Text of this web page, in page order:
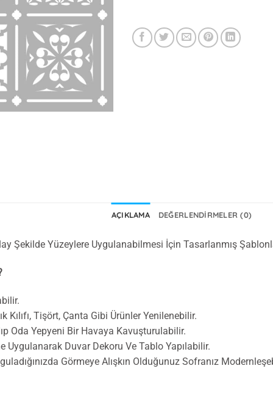
AÇIKLAMA DEĞERLENDIRMELER (0)
Şekilde Yüzeylere Uygulanabilmesi İçin Tasarlanmış
Kılıfı, Tişört, Çanta Gibi Ürünler Yenilenebilir.
Oda Yepyeni Bir Havaya Kavuşturulabilir.
Uygulanarak Duvar Dekoru Ve Tablo Yapılabilir.
Görmeye Alışkın Olduğunuz Sofranız